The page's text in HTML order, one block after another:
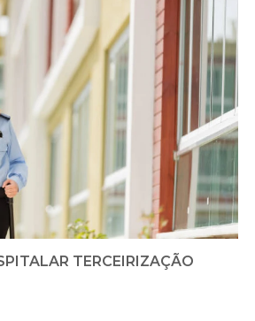
TERCEIRIZAÇÃO